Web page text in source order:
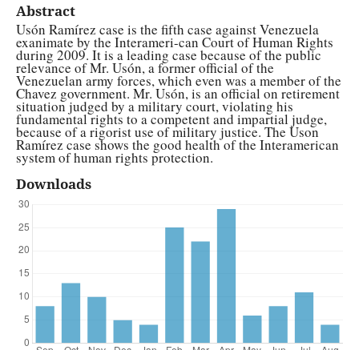
Abstract
Usón Ramírez case is the fifth case against Venezuela
exanimate by the Interameri-can Court of Human Rights
during 2009. It is a leading case because of the public
relevance of Mr. Usón, a former official of the
Venezuelan army forces, which even was a member of the
Chavez government. Mr. Usón, is an official on retirement
situation judged by a military court, violating his
fundamental rights to a competent and impartial judge,
because of a rigorist use of military justice. The Uson
Ramírez case shows the good health of the Interamerican
system of human rights protection.
Downloads